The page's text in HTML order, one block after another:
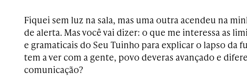
Fiquei sem luz na sala, mas uma outra acendeu na
de alerta. Mas você vai dizer: o que me interessa as
e gramaticais do Seu Tuinho para explicar o lapso da
tem a ver com a gente, povo deveras avançado e
comunicação?